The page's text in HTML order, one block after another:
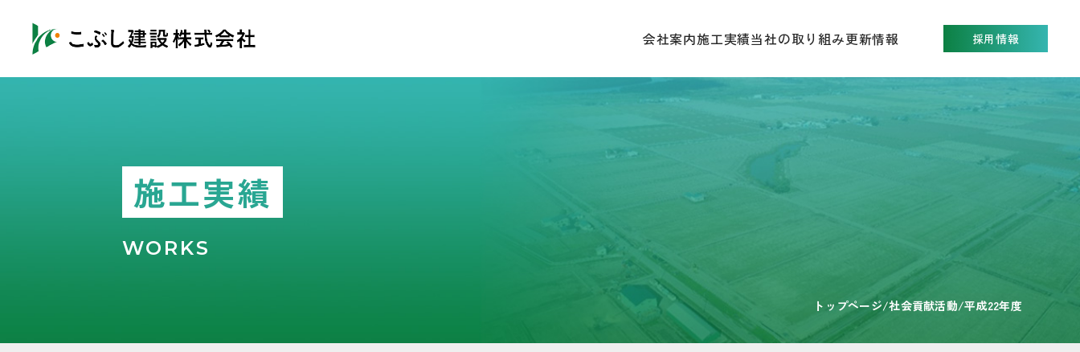
会社案内施工実績当社の取り組み更新情報 採用情報
施工実績
WORKS
トップページ/社会貢献活動/平成22年度